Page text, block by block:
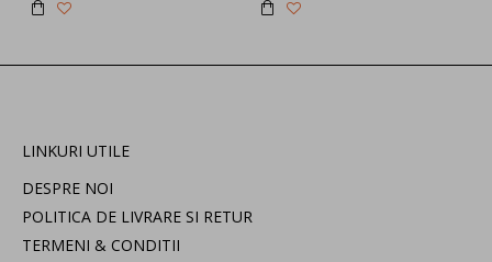
LINKURI UTILE
DESPRE NOI
POLITICA DE LIVRARE SI RETUR
TERMENI & CONDITII